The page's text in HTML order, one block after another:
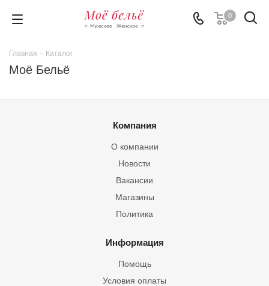
0
Главная - Каталог
Моё Бельё
Компания
О компании
Новости
Вакансии
Магазины
Политика
Информация
Помощь
Условия оплаты